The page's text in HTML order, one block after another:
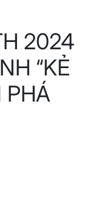
2024
“KẺ
PHÁ